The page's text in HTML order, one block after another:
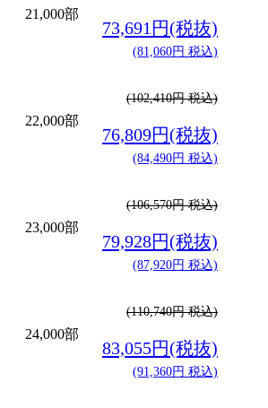
21,000部
73,691円(税抜)
(81,060円 税込)
22,000部
(102,410円 税込)
76,809円(税抜)
(84,490円 税込)
23,000部
(106,570円 税込)
79,928円(税抜)
(87,920円 税込)
24,000部
(110,740円 税込)
83,055円(税抜)
(91,360円 税込)